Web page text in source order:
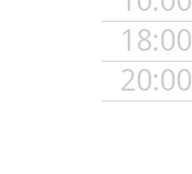
18:00
20:00